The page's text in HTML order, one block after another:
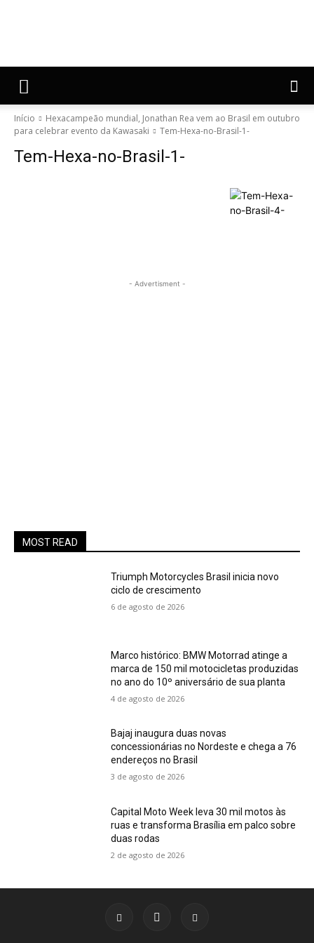
Início
Hexacampeão mundial, Jonathan Rea vem ao Brasil em outubro
para celebrar evento da Kawasaki
Tem-Hexa-no-Brasil-1-
Tem-Hexa-no-Brasil-1-
- Advertisment -
MOST READ
Triumph Motorcycles Brasil inicia novo
ciclo de crescimento
6 de agosto de 2026
Marco histórico: BMW Motorrad atinge a
marca de 150 mil motocicletas produzidas
no ano do 10º aniversário de sua planta
4 de agosto de 2026
Bajaj inaugura duas novas
concessionárias no Nordeste e chega a 76
endereços no Brasil
3 de agosto de 2026
Capital Moto Week leva 30 mil motos às
ruas e transforma Brasília em palco sobre
duas rodas
2 de agosto de 2026